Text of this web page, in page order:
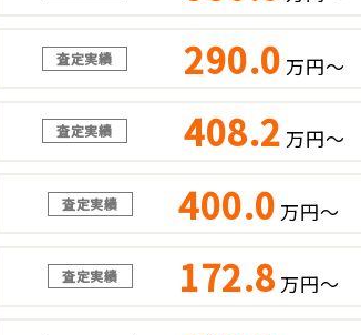
査定実績 290.0 万円～
査定実績 408.2 万円～
査定実績 400.0 万円～
査定実績 172.8 万円～